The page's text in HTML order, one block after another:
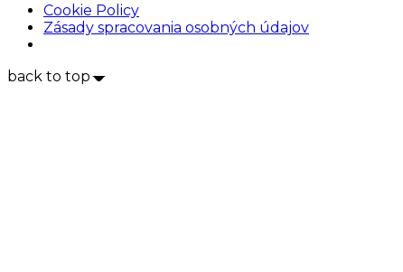
Cookie Policy
Zásady spracovania osobných údajov
back to top